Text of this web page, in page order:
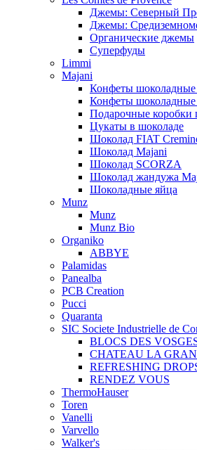
Джемы: Северный
Джемы:
Органические джемы
Суперфуды
Limmi
Majani
Конфеты
Конфеты
Подарочные коробки
Цукаты в шоколаде
Шоколад FIAT
Шоколад Majani
Шоколад SCORZA
Шоколад жандужа
Шоколадные яйца
Munz
Munz
Munz Bio
Organiko
ABBYE
Palamidas
Panealba
PCB Creation
Pucci
Quaranta
SIC Societe Industrielle de
BLOCS DES
CHATEAU LA
REFRESHING
RENDEZ VOUS
ThermoHauser
Toren
Vanelli
Varvello
Walker's